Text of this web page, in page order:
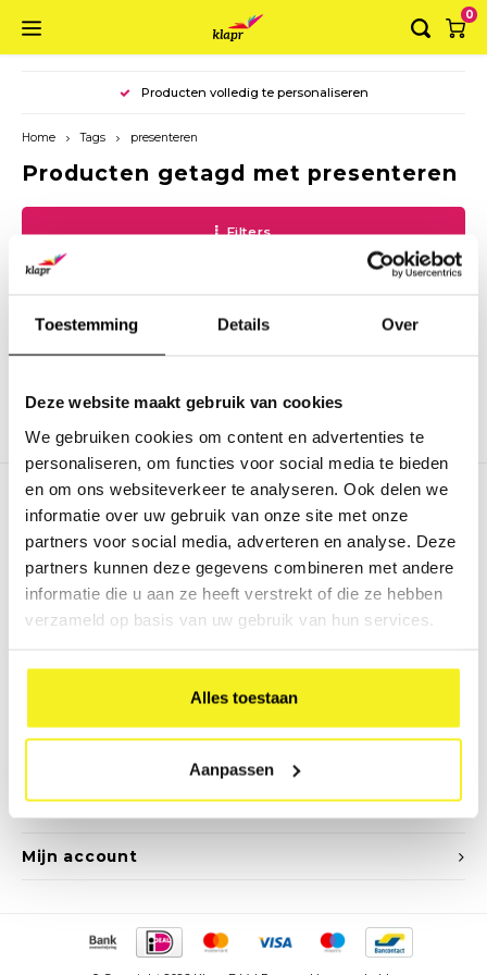
Toestemming Details Over
Deze website maakt gebruik van cookies
We gebruiken cookies om content en advertenties te
personaliseren, om functies voor social media te bieden
en om ons websiteverkeer te analyseren. Ook delen we
informatie over uw gebruik van onze site met onze
partners voor social media, adverteren en analyse. Deze
partners kunnen deze gegevens combineren met andere
informatie die u aan ze heeft verstrekt of die ze hebben
verzameld op basis van uw gebruik van hun services.
Alles toestaan
Aanpassen
Hoofdmenu / ringbanden
Luxe ringband A4
Luxe Ringband A5
Planner
Hoofdmenu / mappen
Elastomap A4
Elastomap A3
Hoofdmenu / dozen
Opbergbox
Opbergdoos
Hoofdmenu / koffers
Koffer A4
Koffer A3
Hoofdmenu
English
0
Producten volledig te personaliseren
Home Tags presenteren
Producten getagd met presenteren
Filters
Geen producten gevonden!...
Nieuwsbrief
Ontvang de laatste updates, nieuws en aanbiedingen via email
Mijn account